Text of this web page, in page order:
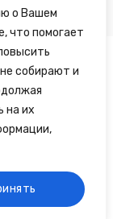
о Вашем
что помогает
собирают и
на их
сайта